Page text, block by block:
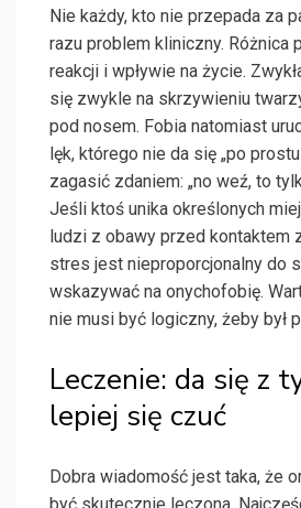
Nie każdy, kto nie przepada za
razu problem kliniczny. Różnica
reakcji i wpływie na życie.
się zwykle na skrzywieniu
pod nosem. Fobia natomiast
lęk, którego nie da się „po
zagasić zdaniem: „no weź, to
Jeśli ktoś unika określonych
ludzi z obawy przed kontaktem
stres jest nieproporcjonalny do
wskazywać na onychofobię.
nie musi być logiczny, żeby był
Leczenie: da się z
lepiej się czuć
Dobra wiadomość jest taka, że